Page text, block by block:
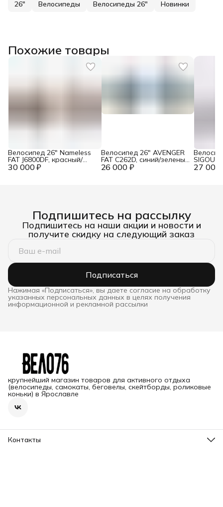
26" Велосипеды Велосипеды 26" Новинки
Похожие товары
30 000 ₽
Велосипед 26" Nameless
FAT J6800DF, красный/
желтый, 18" 26 000 ₽
Велосипед 26" AVENGER
FAT C262D, синий/зеленый
неон, 17,5" 27 000
скор.,
Подпишитесь на рассылку
Подпишитесь на наши акции и новости и
получите скидку на следующий заказ
Подписаться
Нажимая «Подписаться», вы даете согласие на обработку
указанных персональных данных в целях получения
информационной и рекламной рассылки
крупнейший магазин товаров для активного отдыха
(велосипеды, самокаты, беговелы, скейтборды, роликовые
коньки) в Ярославле
Контакты